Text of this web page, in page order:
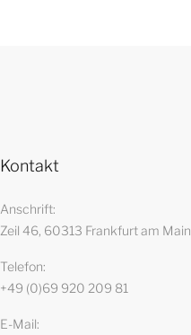
Kontakt
Anschrift
Zeil 46, 60313 Frankfurt am Main
Telefon
+49 (0)69 920 209 81
E-Mail